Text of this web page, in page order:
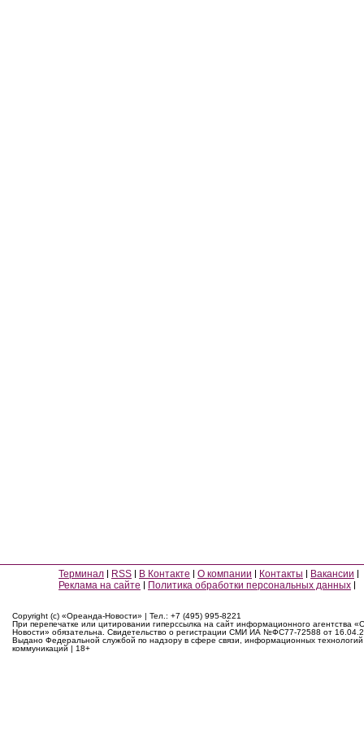
Терминал RSS В Контакте О компании Контакты
Вакансии
Реклама на сайте
Политика обработки персональных данных
Copyright (c) «Ореанда-Новости» | Тел.: +7 (495) 995-8221
При перепечатке или цитировании гиперссылка на сайт информационного агентства
Новости» обязательна. Свидетельство о регистрации СМИ ИА №ФС77-72588 от
Выдано Федеральной службой по надзору в сфере связи, информационных
коммуникаций | 18+